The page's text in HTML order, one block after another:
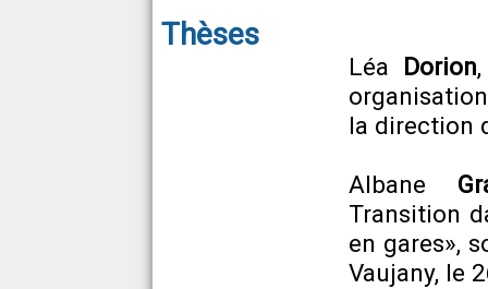
Thèses
Léa Dorion
la direction
Albane
Transition
en gares»,
Vaujany, le